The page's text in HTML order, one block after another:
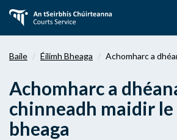
aghaidh
Baile Éilimh Bheaga Achomharc a
Achomharc a
chinneadh maidir
bheaga